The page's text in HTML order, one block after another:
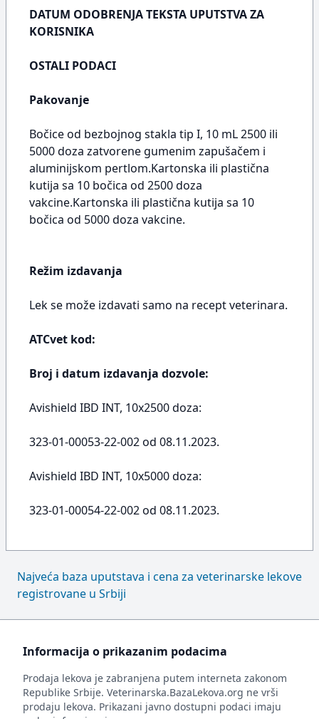
DATUM ODOBRENJA TEKSTA UPUTSTVA ZA
KORISNIKA
OSTALI PODACI
Pakovanje
Bočice od bezbojnog stakla tip I, 10 mL 2500 ili
5000 doza zatvorene gumenim zapušačem i
aluminijskom pertlom.Kartonska ili plastična
kutija sa 10 bočica od 2500 doza
vakcine.Kartonska ili plastična kutija sa 10
bočica od 5000 doza vakcine.
Režim izdavanja
Lek se može izdavati samo na recept veterinara.
ATCvet kod:
Broj i datum izdavanja dozvole:
Avishield IBD INT, 10x2500 doza:
323-01-00053-22-002 od 08.11.2023.
Avishield IBD INT, 10x5000 doza:
323-01-00054-22-002 od 08.11.2023.
Najveća baza uputstava i cena za veterinarske lekove
registrovane u Srbiji
Informacija o prikazanim podacima
Prodaja lekova je zabranjena putem interneta zakonom
Republike Srbije. Veterinarska.BazaLekova.org ne vrši
prodaju lekova. Prikazani javno dostupni podaci imaju